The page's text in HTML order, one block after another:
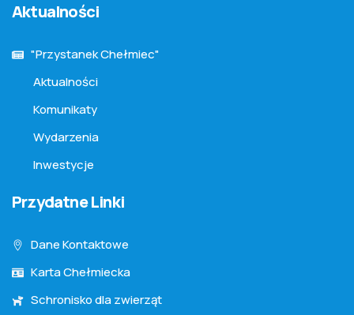
Aktualności
"Przystanek Chełmiec"
Aktualności
Komunikaty
Wydarzenia
Inwestycje
Przydatne Linki
Dane Kontaktowe
Karta Chełmiecka
Schronisko dla zwierząt